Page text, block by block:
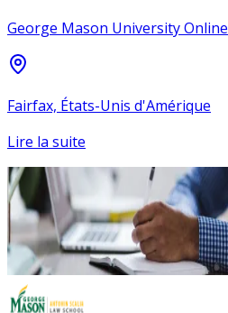
George Mason University Online
Fairfax, États-Unis d'Amérique
Lire la suite